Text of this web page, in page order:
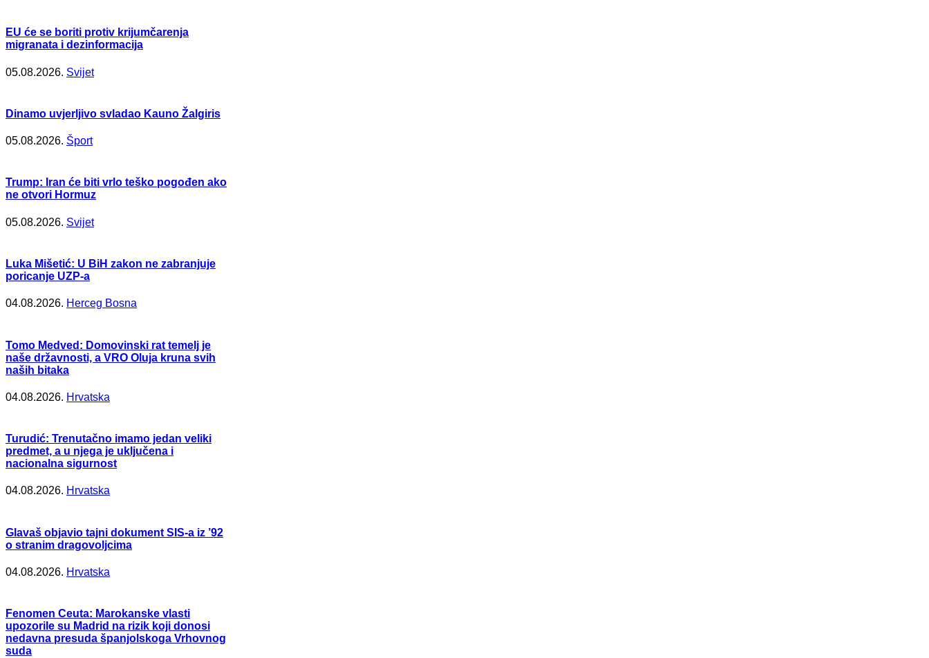
EU će se boriti protiv krijumčarenja
migranata i dezinformacija
05.08.2026. Svijet
Dinamo uvjerljivo svladao Kauno Žalgiris
05.08.2026. Šport
Trump: Iran će biti vrlo teško pogođen ako
ne otvori Hormuz
05.08.2026. Svijet
Luka Mišetić: U BiH zakon ne zabranjuje
poricanje UZP-a
04.08.2026. Herceg Bosna
Tomo Medved: Domovinski rat temelj je
naše državnosti, a VRO Oluja kruna svih
naših bitaka
04.08.2026. Hrvatska
Turudić: Trenutačno imamo jedan veliki
predmet, a u njega je uključena i
nacionalna sigurnost
04.08.2026. Hrvatska
Glavaš objavio tajni dokument SIS-a iz ’92
o stranim dragovoljcima
04.08.2026. Hrvatska
Fenomen Ceuta: Marokanske vlasti
upozorile su Madrid na rizik koji donosi
nedavna presuda španjolskoga Vrhovnog
suda